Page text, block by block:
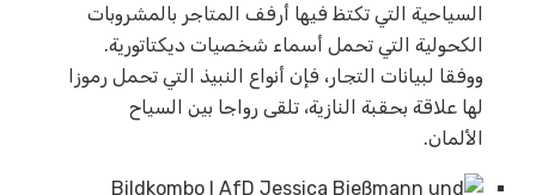
السياحية التي تكتظ فيها أرفف المتاجر بالمشروبات
الكحولية التي تحمل أسماء شخصيات ديكتاتورية.
ووفقا لبيانات التجار، فإن أنواع النبيذ التي تحمل رموزا
لها علاقة بحقبة النازية، تلقى رواجا بين السياح
الألمان.